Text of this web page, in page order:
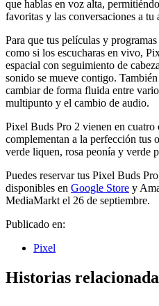
que hablas en voz alta,
favoritas y las conversaciones a tu
Para que tus películas y
como si los escucharas en vivo,
espacial con seguimiento de
sonido se mueve contigo.
cambiar de forma fluida entre
multipunto y el cambio de audio.
Pixel Buds Pro 2 vienen en cuatro
complementan a la perfección tus
verde liquen, rosa peonía y verde
Puedes reservar tus Pixel Buds
disponibles en Google Store y
MediaMarkt el 26 de septiembre.
Publicado en:
Pixel
Historias